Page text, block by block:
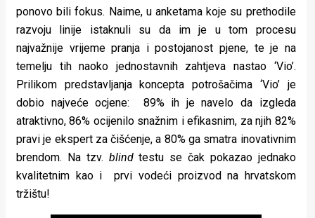
ponovo bili fokus. Naime, u anketama koje su prethodile
razvoju linije istaknuli su da im je u tom procesu
najvažnije vrijeme pranja i postojanost pjene, te je na
temelju tih naoko jednostavnih zahtjeva nastao ‘Vio’.
Prilikom predstavljanja koncepta potrošačima ‘Vio’ je
dobio najveće ocjene: 89% ih je navelo da izgleda
atraktivno, 86% ocijenilo snažnim i efikasnim, za njih 82%
pravi je ekspert za čišćenje, a 80% ga smatra inovativnim
brendom. Na tzv. blindtestu se čak pokazao jednako
kvalitetnim kao i prvi vodeći proizvod na hrvatskom
tržištu!